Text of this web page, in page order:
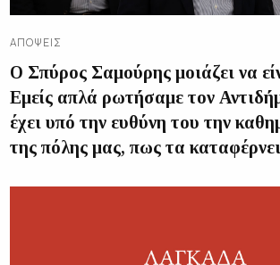
ΑΠΌΨΕΙΣ
Ο Σπύρος Σαμούρης μοιάζει να
Εμείς απλά ρωτήσαμε τον
έχει υπό την ευθύνη του την
της πόλης μας, πως τα